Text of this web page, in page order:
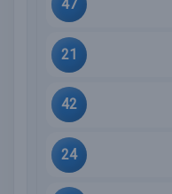
47
21
42
24